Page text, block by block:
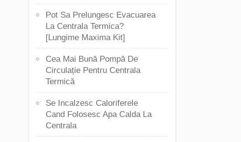
Pot Sa Prelungesc Evacuarea
La Centrala Termica?
[Lungime Maxima Kit]
Cea Mai Bună Pompă De
Circulație Pentru Centrala
Termică
Se Incalzesc Caloriferele
Cand Folosesc Apa Calda La
Centrala